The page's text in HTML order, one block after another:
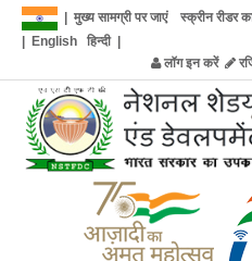
मुख्य सामग्री पर जाएं स्क्रीन रीडर
English हिन्दी|
लॉग इन करें